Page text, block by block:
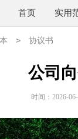
首页 实用
> 协议书
公司
时间：2026-